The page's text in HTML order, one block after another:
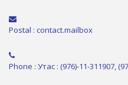
Postal : contact.mailbox
Phone : Утас : (976)-11-311907,